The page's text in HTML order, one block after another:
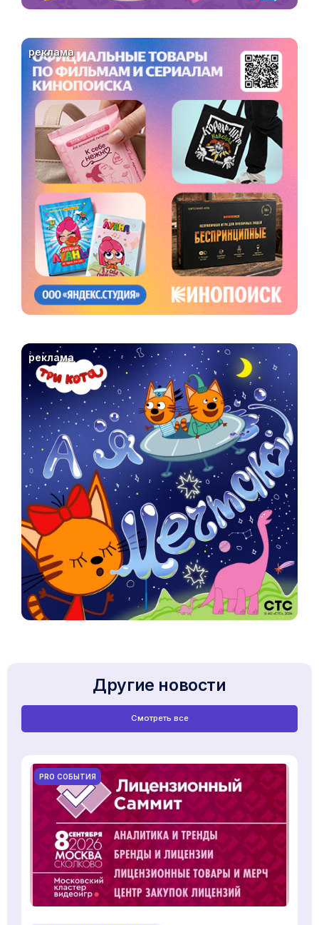
реклама
реклама
Другие новости
Смотреть все
PRO СОБЫТИЯ